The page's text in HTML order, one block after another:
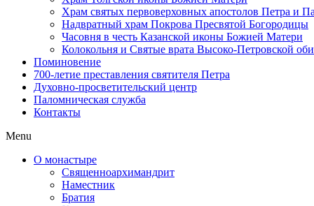
Храм святых первоверховных апостолов Петра и
Надвратный храм Покрова Пресвятой Богородицы
Часовня в честь Казанской иконы Божией Матери
Колокольня и Святые врата Высоко-Петровской
Поминовение
700-летие преставления святителя Петра
Духовно-просветительский центр
Паломническая служба
Контакты
Menu
О монастыре
Священноархимандрит
Наместник
Братия